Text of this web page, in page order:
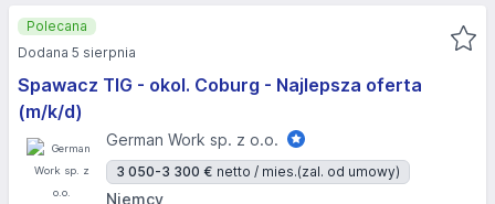
Spawacz TIG - okol. Coburg - Najlepsza oferta
(m/k/d)
German Work sp. z o.o.
3 050-3 300 € netto / mies.(zal. od umowy)
Niemcy
Polecana
Dodana 5 sierpnia